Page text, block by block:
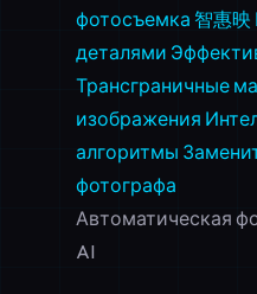
фотосъемка 智惠映
деталями
Трансграничные
изображения
алгоритмы
фотографа
Автоматическая
AI